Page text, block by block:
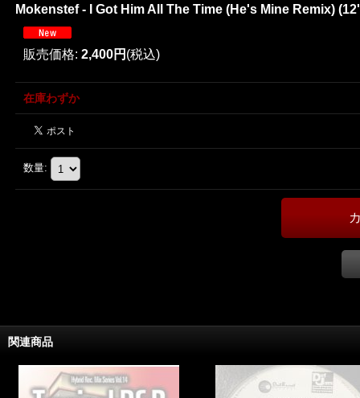
Mokenstef - I Got Him All The Time (He's Mine Remix)
販売価格: 2,400円 (税込)
在庫わずか
数量:
関連商品